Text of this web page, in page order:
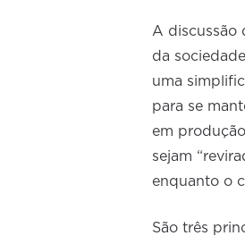
A discussão
da
uma
para se
em
sejam
enquanto o
São três